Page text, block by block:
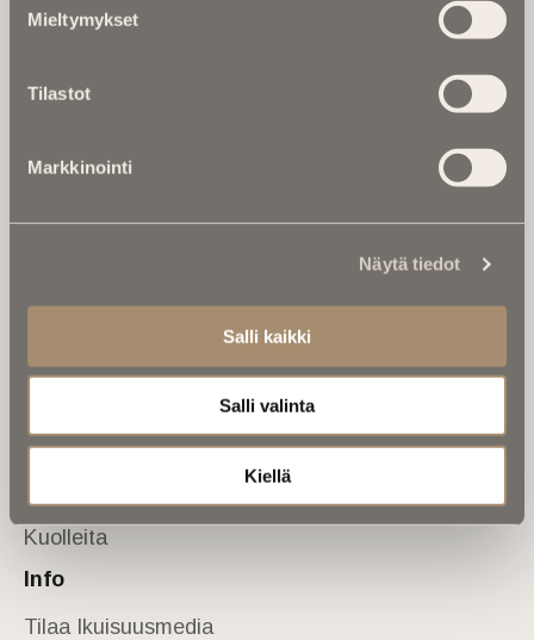
Mieltymykset
Tilastot
Markkinointi
Näytä tiedot
Salli kaikki
Salli valinta
Kiellä
Ikuisuusmedia
valtakunnallinen mediabrändi. Julkaisemme uusimmat
kuolinuutiset ja kuolintiedot.
Anna palautetta
Muistokirjoituksia
Kuolema koskettaa
Asiantuntijoilta
Kuolleita
Info
Tilaa Ikuisuusmedia